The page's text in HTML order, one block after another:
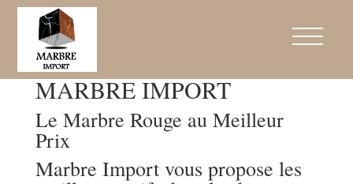
Marbre Rouge au Meilleur
Prix
MARBRE IMPORT
Le Marbre Rouge au Meilleur
Prix
Marbre Import vous propose les